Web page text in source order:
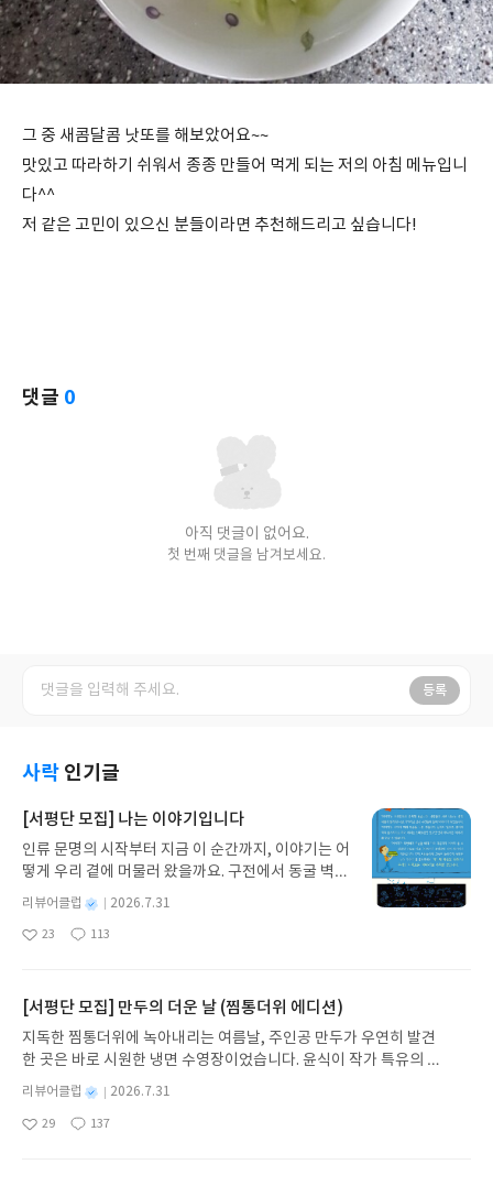
그 중 새콤달콤 낫또를 해보았어요~~
맛있고 따라하기 쉬워서 종종 만들어 먹게 되는 저의 아침 메뉴입니
다^^
저 같은 고민이 있으신 분들이라면 추천해드리고 싶습니다!
댓글 0
아직 댓글이 없어요.
첫 번째 댓글을 남겨보세요.
등록
사락 인기글
[서평단 모집] 나는 이야기입니다
인류 문명의 시작부터 지금 이 순간까지, 이야기는 어
떻게 우리 곁에 머물러 왔을까요. 구전에서 동굴 벽화
와 점토판을 거쳐 종이와 책으로, 그리고 오늘날 수천
권의 인쇄본으로 이어지는 이야기의 여정을 따라가
는 그림책입니다. 때로는 즐거움을, 때로는 위로를,
가 지닌 본질적 가치와 이야기를 누리는 기쁨을 다시
발견하게 합니다.나는 이야기입니다글쓴이댄 야카리
노 글/유수현 역출판사소원나무 예스24 바로가기 닫
기모집인원 : 10명신청기간 : 2026.07.31 ~ 2026.0
8.04발표일자 : 2026.08.06리뷰 작성기한 : 도서/상
품 받고 2주 이내 ▶ 주소/연락처 업데이트 : 신청 전
상품 받으실 주소/연락처를 업데이트 해주세요! (선
별
리뷰어클럽
성
2026.7.31
좋
23
댓
113
작
[서평단 모집] 만두의 더운 날 (찜통더위 에디션)
지독한 찜통더위에 녹아내리는 여름날, 주인공 만두가 우연히 발견
한 곳은 바로 시원한 냉면 수영장이었습니다. 윤식이 작가 특유의 유
머러스한 캐릭터와 밝은 색감으로 그려낸 이 국내 창작 그림책은 무
더위에 지친 독자들에게 상상만으로도 더위가 싹 가시는 통쾌한 탈출
구를 선사합니다. 소원나무 베스트셀러 시리즈의 세 번째 이야기로,
별
리뷰어클럽
성
2026.7.31
좋
29
댓
137
작